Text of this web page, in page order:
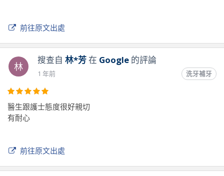
前往原文出處
林
搜查自 林*芳在 Google的評論
1 年前 洗牙補牙
醫生跟護士態度很好親切
有耐心
前往原文出處